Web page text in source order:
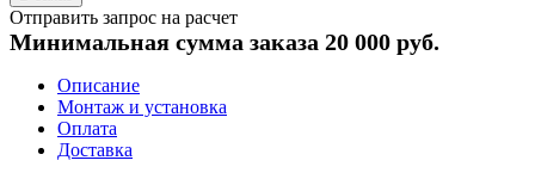
Отправить запрос на расчет
Минимальная сумма заказа 20 000 руб.
Описание
Монтаж и установка
Оплата
Доставка